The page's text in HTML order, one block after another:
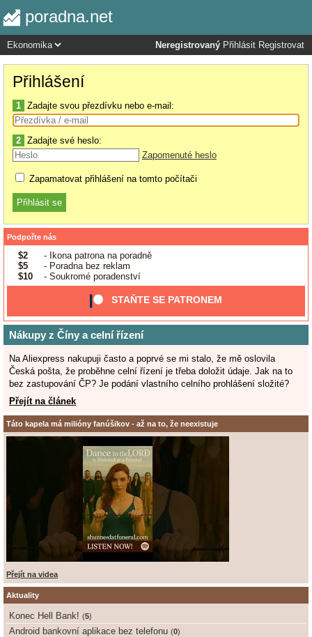
poradna.net
Neregistrovaný Přihlásit Registrovat
Přihlášení
1 Zadajte svou přezdívku nebo e-mail:
2 Zadajte své heslo:
Zapomenuté heslo
Zapamatovat přihlášení na tomto počítači
Podpořte nás
$2
- Ikona patrona na poradně
$5
- Poradna bez reklam
$10
- Soukromé poradenství
STAŇTE SE PATRONEM
Nákupy z Číny a celní řízení
Na Aliexpress nakupuji často a poprvé se mi stalo, že mě oslovila
Česká pošta, že proběhne celní řízení je třeba doložit údaje. Jak na to
bez zastupování ČP? Je podání vlastního celního prohlášení složité?
Přejít na článek
Táto kapela má milióny fanúšikov - až na to, že neexistuje
Přejít na videa
Aktuality
Konec Hell Bank! (5)
Android bankovní aplikace bez telefonu (0)